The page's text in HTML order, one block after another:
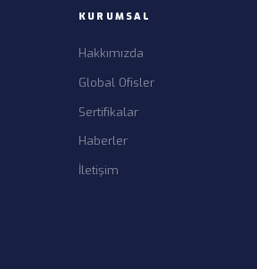
KURUMSAL
Hakkımızda
Global Ofisler
Sertifikalar
Haberler
İletişim